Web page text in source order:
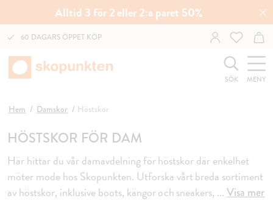
Alltid 3 för 2 eller 2:a paret 50%
60 DAGARS ÖPPET KÖP
SÖK MENY
Hem Damskor Höstskor
HÖSTSKOR FÖR DAM
Här hittar du vår damavdelning för höstskor där enkelhet
möter mode hos Skopunkten. Utforska vårt breda sortiment
av höstskor, inklusive boots, kängor och sneakers, ...Visa mer